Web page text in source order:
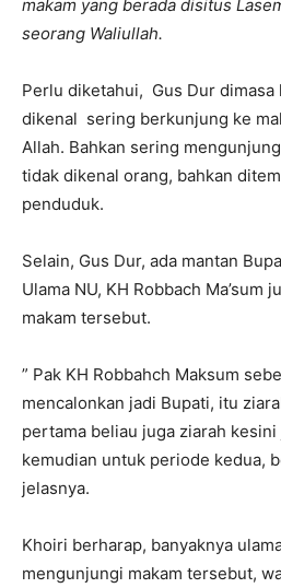
makam yang berada disitus
seorang Waliullah.
Perlu diketahui, Gus Dur dimasa
dikenal sering berkunjung ke
Allah. Bahkan sering
tidak dikenal orang, bahkan
penduduk.
Selain, Gus Dur, ada mantan
Ulama NU, KH Robbach Ma’sum
makam tersebut.
” Pak KH Robbahch Maksum
mencalonkan jadi Bupati, itu
pertama beliau juga ziarah kesini
kemudian untuk periode kedua,
jelasnya.
Khoiri berharap, banyaknya
mengunjungi makam tersebut,